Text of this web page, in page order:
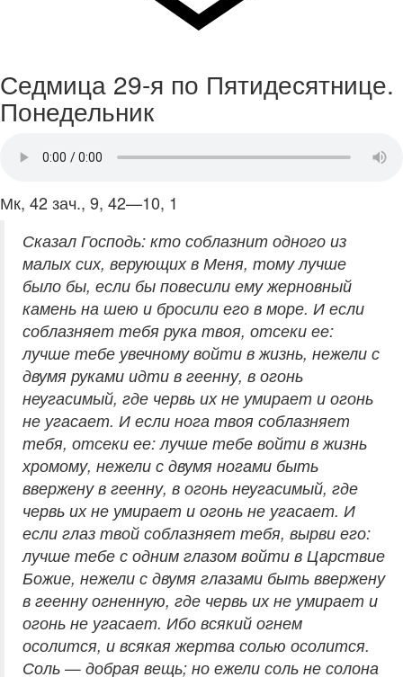
Седмица 29-я по Пятидесятнице.
Понедельник
Мк, 42 зач., 9, 42—10, 1
Сказал Господь: кто соблазнит одного из
малых сих, верующих в Меня, тому лучше
было бы, если бы повесили ему жерновный
камень на шею и бросили его в море. И если
соблазняет тебя рука твоя, отсеки ее:
лучше тебе увечному войти в жизнь, нежели с
двумя руками идти в геенну, в огонь
неугасимый, где червь их не умирает и огонь
не угасает. И если нога твоя соблазняет
тебя, отсеки ее: лучше тебе войти в жизнь
хромому, нежели с двумя ногами быть
ввержену в геенну, в огонь неугасимый, где
червь их не умирает и огонь не угасает. И
если глаз твой соблазняет тебя, вырви его:
лучше тебе с одним глазом войти в Царствие
Божие, нежели с двумя глазами быть ввержену
в геенну огненную, где червь их не умирает и
огонь не угасает. Ибо всякий огнем
осолится, и всякая жертва солью осолится.
Соль — добрая вещь; но ежели соль не солона